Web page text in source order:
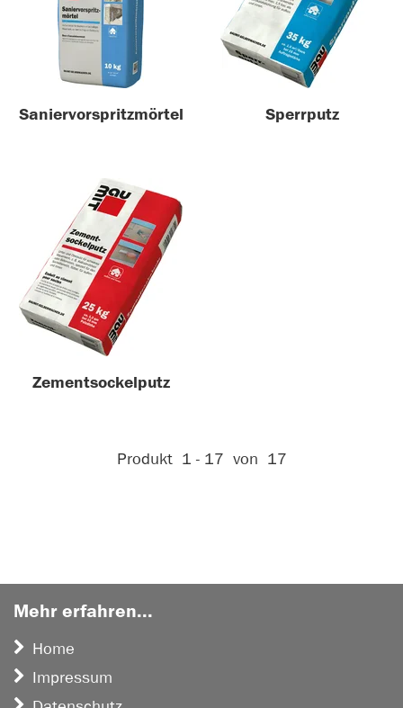
Saniervorspritzmörtel Sperrputz
Zementsockelputz
Aktive Filter:
Produkt 1 - 17 von 17
Mehr erfahren...
Home
Impressum